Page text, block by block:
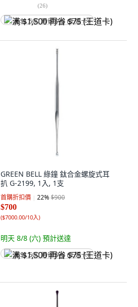
(26)
满 $1,500 再省 $75 (王道卡)
GREEN BELL 綠鐘 鈦合金螺旋式耳
扒 G-2199, 1入, 1支
首購折扣價 22%$900
$700
($7000.00/10入)
明天 8/8 (六) 預計送達
满 $1,500 再省 $75 (王道卡)